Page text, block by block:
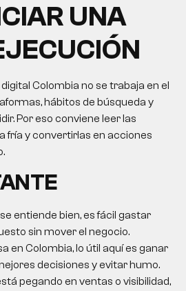
UNA
Colombia no se trabaja en el
hábitos de búsqueda y
Por eso conviene leer las
fría y convertirlas en acciones
entiende bien, es fácil gastar
sin mover el negocio.
en Colombia, lo útil aquí es ganar
decisiones y evitar humo.
pegando en ventas o visibilidad,